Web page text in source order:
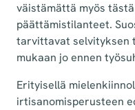
väistämättä myös
päättämistilanteet.
tarvittavat selvityksen
mukaan jo ennen
Erityisellä
irtisanomisperusteen